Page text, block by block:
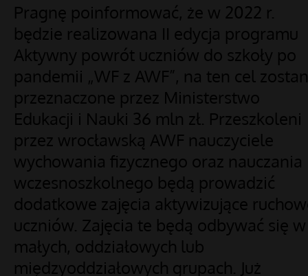
Pragnę poinformować, że w 2022 r.
będzie realizowana II edycja programu
Aktywny powrót uczniów do szkoły po
pandemii „WF z AWF”, na ten cel
przeznaczone przez Ministerstwo
Edukacji i Nauki 36 mln zł. Przeszkoleni
przez wrocławską AWF nauczyciele
wychowania fizycznego oraz nauczania
wczesnoszkolnego będą prowadzić
dodatkowe zajęcia aktywizujące
uczniów. Zajęcia te będą odbywać się w
małych, oddziałowych lub
międzyoddziałowych grupach. Już